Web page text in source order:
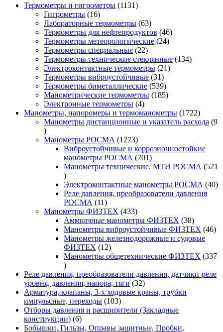
Термометры и гигрометры 11311131
Гигрометры 1616
товаров
Лабораторные термометры 6363
товара
Термометры для нефтепродуктов 4646
Термометры метеорологические 2424
Термометры специальные 2222
товара
Термометры технические стеклянные 134134
Электроконтактные термометры 2121
Термометры виброустойчивые 3131
товар
Термометры биметаллические 539539
товаров
Манометрические термометры 185185
Электронные термометры 44
товара
Манометры, напоромеры и термоманометры 17221722
товара
Манометры дистанционные и указатель расхода 9
9
товаров
Манометры РОСМА 12731273
товара
Виброустойчивые и коррозионностойкие
манометры РОСМА
701701
товар
Манометры технические, МТИ РОСМА
521
521
товар
Электроконтактные манометры РОСМА 4040
Реле давления, преобразователи давления
РОСМА
1111
товаров
Манометры ФИЗТЕХ 433433
товара
Аммиачные манометры ФИЗТЕХ 3838
товаров
Манометры виброустойчивые ФИЗТЕХ 4646
Манометры железнодорожные и судовые
ФИЗТЕХ
1212
товаров
Манометры общетехнические ФИЗТЕХ 337
337
товаров
Реле давления, преобразователи давления, датчики-реле
уровня, давления, напора, тяги 3232
товара
Арматура, клапаны, 3-х ходовые краны, трубки
импульсные, переходы 103103
товара
Отборы давления и расширители (Закладные
конструкции) 66
товаров
Бобышки, Гильзы, Оправы защитные, Пробки,